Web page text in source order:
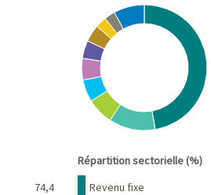
74,4
Chart
Pie chart with 10 slices.
View as data table,
Répartition sectorielle (%)
Nom Pourcentage
Revenu fixe